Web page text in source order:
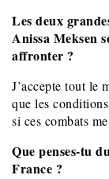
Les deux
Anissa Meksen
affronter ?
J’accepte tout le
que les
si ces combats
Que penses-tu
France ?